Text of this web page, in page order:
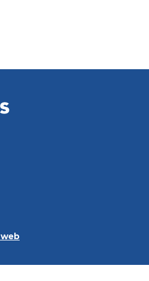
web